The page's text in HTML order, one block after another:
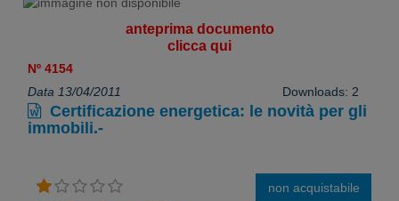
anteprima documento
clicca qui
Nº 4154
Data 13/04/2011
Downloads: 2
Certificazione energetica: le novità per gli
immobili.-
non acquistabile